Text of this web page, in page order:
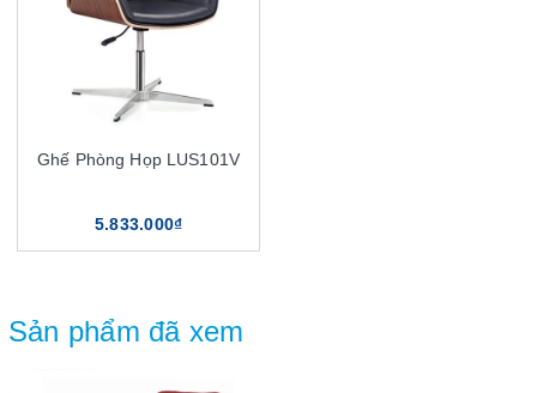
Ghế Phòng Họp LUS101V
5.833.000₫
Sản phẩm đã xem